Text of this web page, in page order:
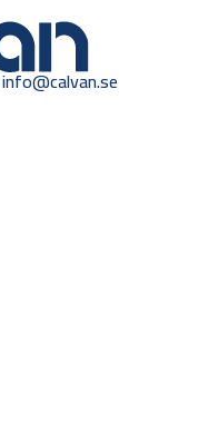
info@calvan.se